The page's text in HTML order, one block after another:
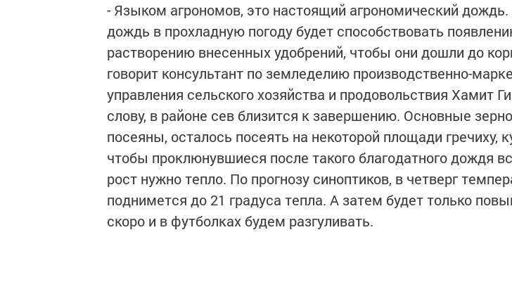
- Языком агрономов, это настоящий агрономический
дождь в прохладную погоду будет способствовать
растворению внесенных удобрений, чтобы они дошли до
говорит консультант по земледелию производственно-
управления сельского хозяйства и продовольствия Хамит
слову, в районе сев близится к завершению. Основные
посеяны, осталось посеять на некоторой площади гречиху,
чтобы проклюнувшиеся после такого благодатного дождя
рост нужно тепло. По прогнозу синоптиков, в четверг
поднимется до 21 градуса тепла. А затем будет только
скоро и в футболках будем разгуливать.